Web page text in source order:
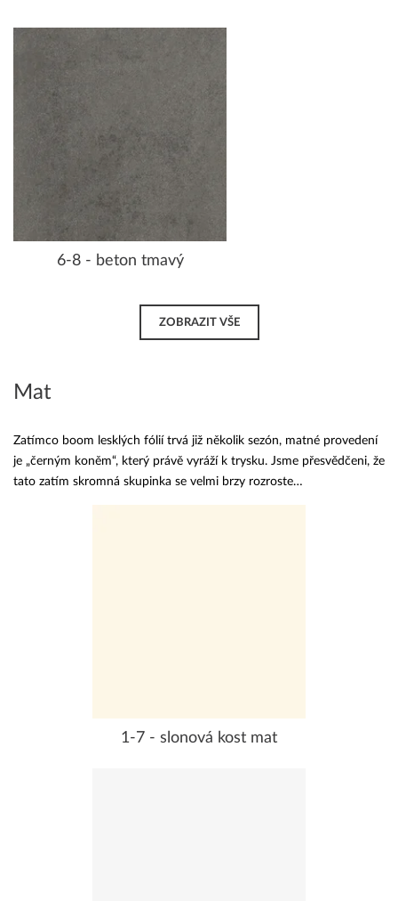
6-8 - beton tmavý
ZOBRAZIT VŠE
Mat
Zatímco boom lesklých fólií trvá již několik sezón, matné provedení
je „černým koněm“, který právě vyráží k trysku. Jsme přesvědčeni, že
tato zatím skromná skupinka se velmi brzy rozroste…
1-7 - slonová kost mat